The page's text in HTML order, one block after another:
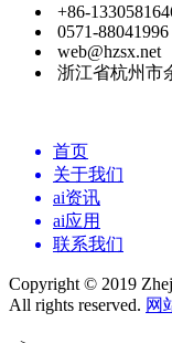
+86-
0571-88041996
web@hzsx.net
浙江省杭州市
首页
关于我们
ai资讯
ai应用
联系我们
Copyright © 2019
All rights reserved. 网